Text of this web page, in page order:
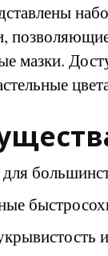
мазки.